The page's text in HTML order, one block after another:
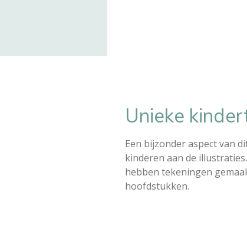
Unieke
Een bijzonder aspect van
kinderen aan de
hebben tekeningen
hoofdstukken.